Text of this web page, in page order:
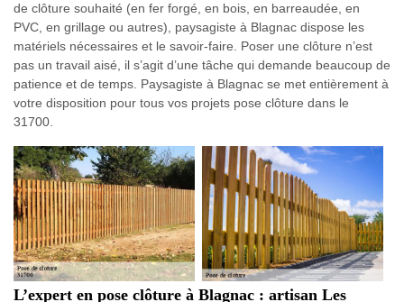
de clôture souhaité (en fer forgé, en bois, en barreaudée, en
PVC, en grillage ou autres), paysagiste à Blagnac dispose les
matériels nécessaires et le savoir-faire. Poser une clôture n’est
pas un travail aisé, il s’agit d’une tâche qui demande beaucoup de
patience et de temps. Paysagiste à Blagnac se met entièrement à
votre disposition pour tous vos projets pose clôture dans le
31700.
L’expert en pose clôture à Blagnac : artisan Les